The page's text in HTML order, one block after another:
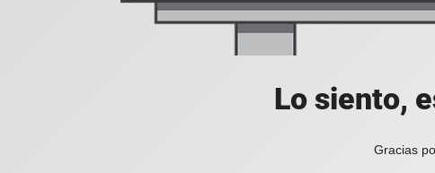
Lo siento,
Gracias